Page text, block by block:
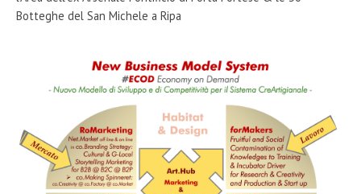
Botteghe del San Michele a Ripa